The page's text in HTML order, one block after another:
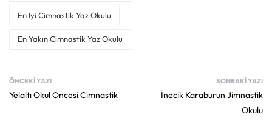
En Iyi Cimnastik Yaz Okulu
En Yakın Cimnastik Yaz Okulu
ÖNCEKI YAZI
Yelaltı Okul Öncesi Cimnastik
SONRAKI YAZI
İnecik Karaburun Jimnastik
Okulu